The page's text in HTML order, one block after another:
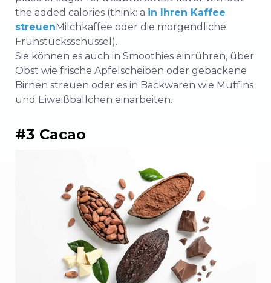
the added calories (think: a in Ihren Kaffee
streuenMilchkaffee oder die morgendliche
Frühstücksschüssel).
Sie können es auch in Smoothies einrühren, über
Obst wie frische Apfelscheiben oder gebackene
Birnen streuen oder es in Backwaren wie Muffins
und Eiweißbällchen einarbeiten.
#3 Cacao